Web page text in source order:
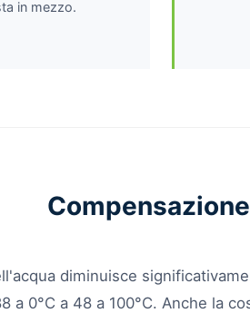
in mezzo.
diminuisce
a 0°C a 48 a 100°C. Anche la